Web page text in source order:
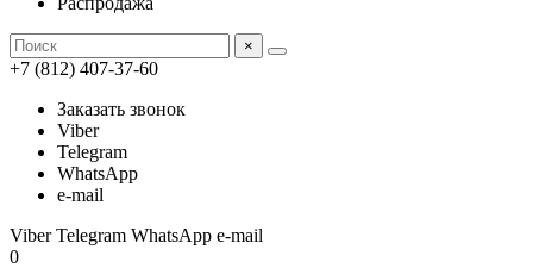
×
+7 (812) 407-37-60
Заказать звонок
Viber
Telegram
WhatsApp
e-mail
ViberTelegram WhatsApp e-mail
0